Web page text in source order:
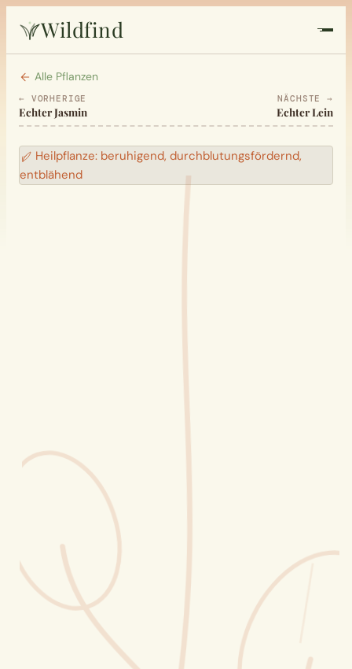
Wildfind
Startseite
Pflanzen
Rezepte
Blüten-Finder
Phänologie-Radar
Vogelstimmen
Gartenplaner
Düngeberater
Alle Pflanzen
← VORHERIGE
Echter Jasmin
NÄCHSTE →
Echter Lein
Heilpflanze: beruhigend, durchblutungsfördernd,
entblähend